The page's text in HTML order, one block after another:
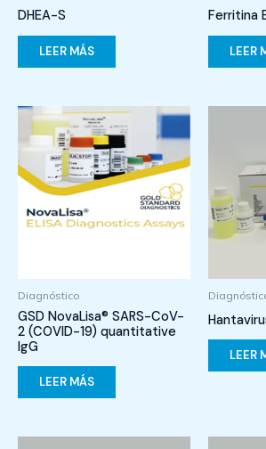
DHEA-S
LEER MÁS
Ferritina
LEER
Diagnóstico
GSD NovaLisa® SARS-CoV-
2 (COVID-19) quantitative
IgG
LEER MÁS
LEER